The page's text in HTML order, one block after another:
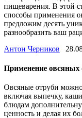
пищеварения. В этой
способы применения
предложим десять
разнообразить ваш
Антон Черников
Применение овсяных
Овсяные отруби
включая выпечку,
блюдам
ценность и делая их